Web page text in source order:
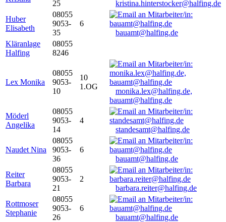
25
kristina.hinterstocker@halfing.de
Huber
Elisabeth
08055
9053-
35
6
bauamt@halfing.de
Kläranlage
Halfing
08055
8246
Lex Monika
08055
9053-
10
10
1.OG
monika.lex@halfing.de,
bauamt@halfing.de
Möderl
Angelika
08055
9053-
14
4
standesamt@halfing.de
Naudet Nina
08055
9053-
36
6
bauamt@halfing.de
Reiter
Barbara
08055
9053-
21
2
barbara.reiter@halfing.de
Rottmoser
Stephanie
08055
9053-
26
6
bauamt@halfing.de